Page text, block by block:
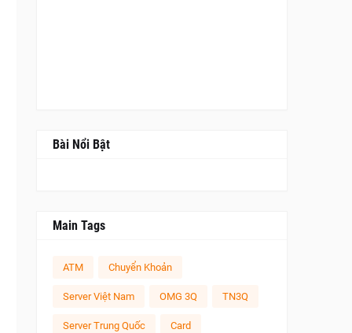
Bài Nổi Bật
Main Tags
ATM Chuyển Khoản
Server Việt Nam OMG 3Q TN3Q
Server Trung Quốc Card